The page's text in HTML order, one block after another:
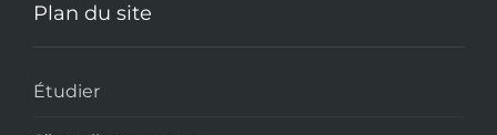
Plan du site
Étudier